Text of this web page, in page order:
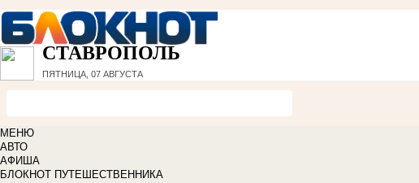
СТАВРОПОЛЬ
ПЯТНИЦА, 07 АВГУСТА
МЕНЮ
АВТО
АФИША
БЛОКНОТ ПУТЕШЕСТВЕННИКА